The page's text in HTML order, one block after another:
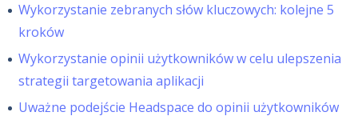
Wykorzystanie zebranych słów kluczowych: kolejne 5
kroków
Wykorzystanie opinii użytkowników w celu ulepszenia
strategii targetowania aplikacji
Uważne podejście Headspace do opinii użytkowników